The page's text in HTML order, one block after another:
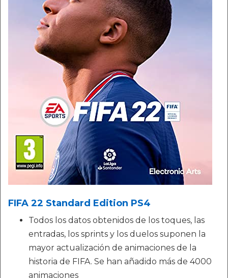
FIFA 22 Standard Edition PS4
Todos los datos obtenidos de los toques, las
entradas, los sprints y los duelos suponen la
mayor actualización de animaciones de la
historia de FIFA. Se han añadido más de 4000
animaciones